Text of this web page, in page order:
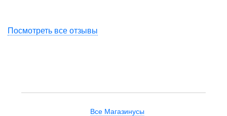
Посмотреть все отзывы
Все Магазинусы